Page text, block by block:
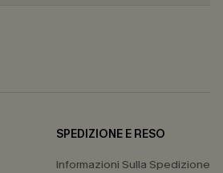
SPEDIZIONE E RESO
Informazioni Sulla Spedizione